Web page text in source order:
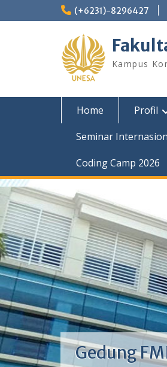
to
(+6231)-8296427
Kampus
Home Profil
Seminar
Coding Camp 2026
Gedung